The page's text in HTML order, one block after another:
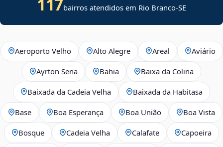
bairros atendidos em Rio Branco-SE
Aeroporto Velho Alto Alegre Areal Aviário
Ayrton Sena Bahia Baixa da Colina
Baixada da Cadeia Velha Baixada da Habitasa
Base Boa Esperança Boa União Boa Vista
Bosque Cadeia Velha Calafate Capoeira